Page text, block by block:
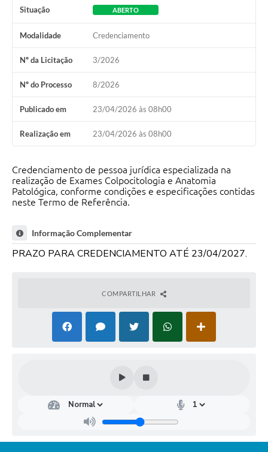
Situação ABERTO
Modalidade Credenciamento
Nº da Licitação 3/2026
Nº do Processo 8/2026
Publicado em 23/04/2026 às 08h00
Realização em 23/04/2026 às 08h00
Credenciamento de pessoa jurídica especializada na
realização de Exames Colpocitologia e Anatomia
Patológica, conforme condições e especificações contidas
neste Termo de Referência.
Informação Complementar
PRAZO PARA CREDENCIAMENTO ATÉ 23/04/2027.
COMPARTILHAR